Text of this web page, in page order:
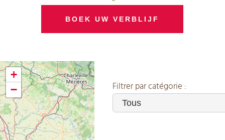
BOEK UW VERBLIJF
+
−
Filtrer par catégorie :